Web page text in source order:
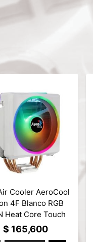
Cooler AeroCool
4F Blanco RGB
Heat Core Touch
4 Heatpipes
Cylon 4F WH ARGB
$ 165,600